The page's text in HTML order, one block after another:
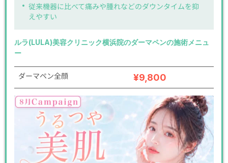
従来機器に比べて痛みや腫れなどのダウンタイムを抑
えやすい
ルラ(LULA)美容クリニック横浜院のダーマペンの施術メニュ
ー
ダーマペン全顔 ¥9,800